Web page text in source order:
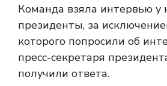
Команда взяла интервью у
президенты, за
которого попросили об
пресс-секретаря
получили ответа.